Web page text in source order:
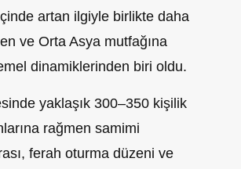
artan ilgiyle birlikte daha
ve Orta Asya mutfağına
dinamiklerinden biri oldu.
yaklaşık 300–350 kişilik
rağmen samimi
ferah oturma düzeni ve